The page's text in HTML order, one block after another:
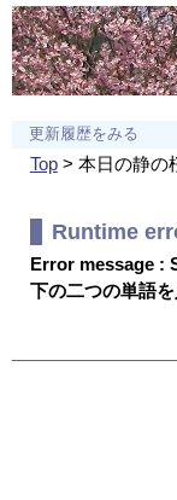
更新履歴をみる
Top> 本日の静の
Runtime
Error message :
下の二つの単語